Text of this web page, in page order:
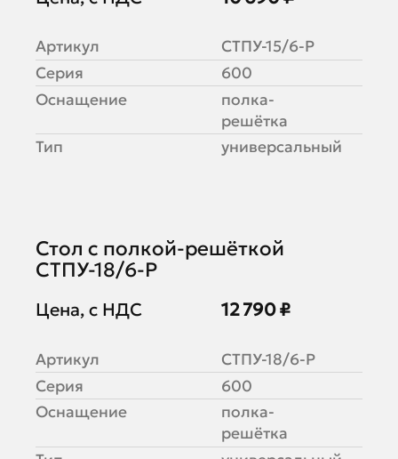
Артикул
СТПУ-15/6-Р
Серия
600
Оснащение
полка-
решётка
Тип
универсальный
Стол с полкой-решёткой
СТПУ-18/6-Р
Цена, с НДС 12 790 ₽
Артикул
СТПУ-18/6-Р
Серия
600
Оснащение
полка-
решётка